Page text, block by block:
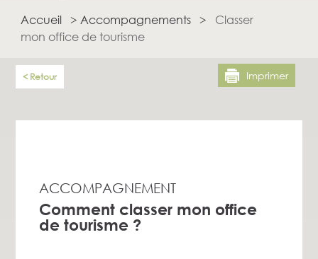
Accueil > Accompagnements >
Classer
mon office de tourisme
Retour Imprimer
ACCOMPAGNEMENT
Comment classer mon office
de tourisme ?